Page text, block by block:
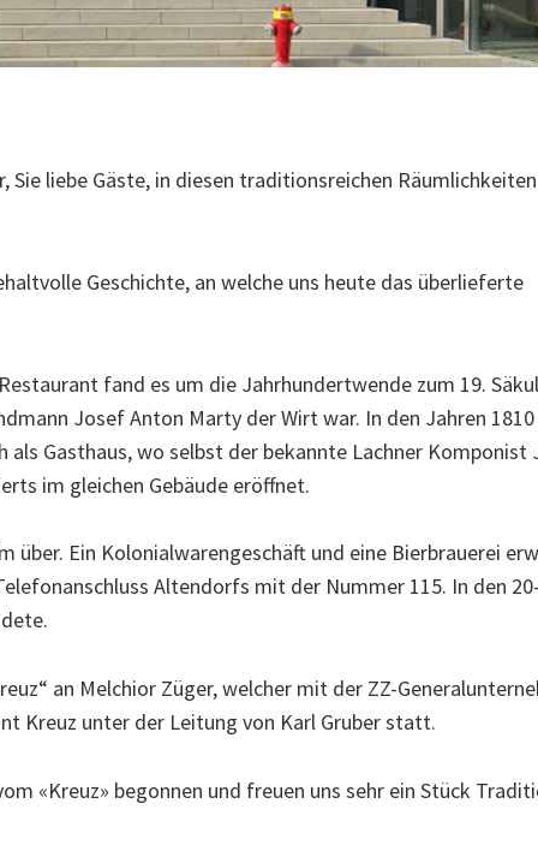
liebe Gäste, in diesen traditionsreichen
Geschichte, an welche uns heute das überlieferte
fand es um die Jahrhundertwende zum 19.
Josef Anton Marty der Wirt war. In den Jahren 1810
Gasthaus, wo selbst der bekannte Lachner Komponist
im gleichen Gebäude eröffnet.
über. Ein Kolonialwarengeschäft und eine Bierbrauerei
Altendorfs mit der Nummer 115. In den
an Melchior Züger, welcher mit der ZZ-
Kreuz unter der Leitung von Karl Gruber statt.
«Kreuz» begonnen und freuen uns sehr ein Stück